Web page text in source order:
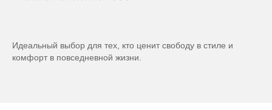
Идеальный выбор для тех, кто ценит свободу в стиле и
комфорт в повседневной жизни.